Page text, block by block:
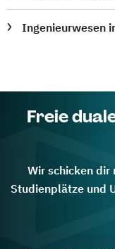
Ingenieurwesen
Freie
Wir schicken
Studienplätze und